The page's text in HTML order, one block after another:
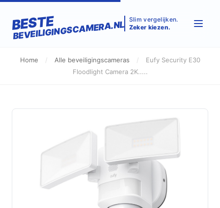
BESTE
BEVEILIGINGSCAMERA.NL Slim vergelijken.
Zeker kiezen.
Home / Alle beveiligingscameras /
Eufy Security E30
Floodlight Camera 2K.....